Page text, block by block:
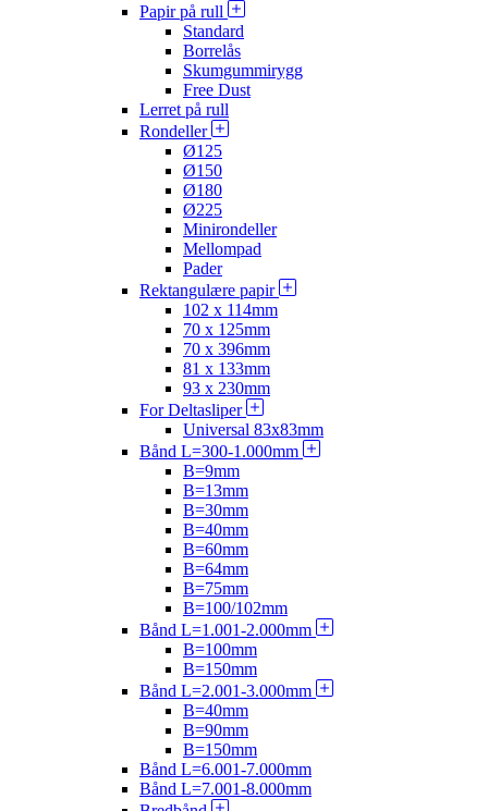
Papir på rull
Standard
Borrelås
Skumgummirygg
Free Dust
Lerret på rull
Rondeller
Ø125
Ø150
Ø180
Ø225
Minirondeller
Mellompad
Pader
Rektangulære papir
102 x 114mm
70 x 125mm
70 x 396mm
81 x 133mm
93 x 230mm
For Deltasliper
Universal 83x83mm
Bånd L=300-1.000mm
B=9mm
B=13mm
B=30mm
B=40mm
B=60mm
B=64mm
B=75mm
B=100/102mm
Bånd L=1.001-2.000mm
B=100mm
B=150mm
Bånd L=2.001-3.000mm
B=40mm
B=90mm
B=150mm
Bånd L=6.001-7.000mm
Bånd L=7.001-8.000mm